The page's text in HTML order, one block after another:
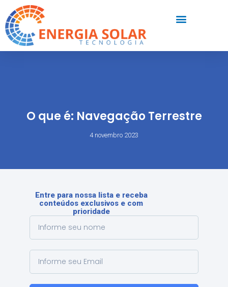
O que é: Navegação Terrestre
4 novembro 2023
Entre para nossa lista e receba
conteúdos exclusivos e com
prioridade